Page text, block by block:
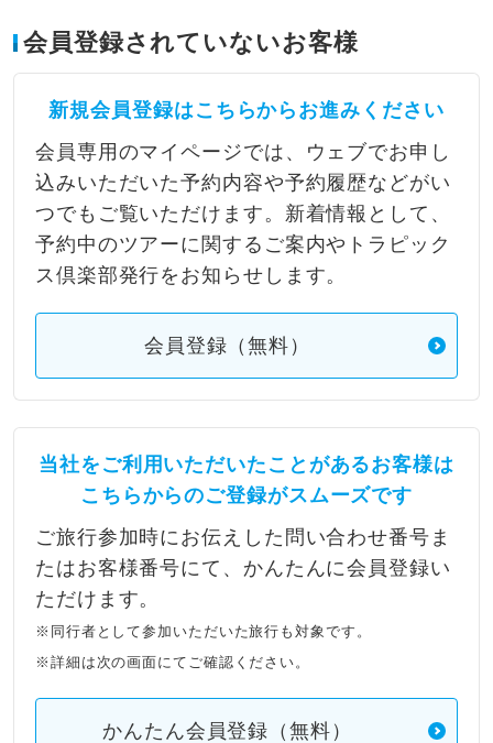
会員登録されていないお客様
新規会員登録はこちらからお進みください
会員専用のマイページでは、ウェブでお申し
込みいただいた予約内容や予約履歴などがい
つでもご覧いただけます。新着情報として、
予約中のツアーに関するご案内やトラピック
ス倶楽部発行をお知らせします。
会員登録（無料）
当社をご利用いただいたことがあるお客様は
こちらからのご登録がスムーズです
ご旅行参加時にお伝えした問い合わせ番号ま
たはお客様番号にて、かんたんに会員登録い
ただけます。
※同行者として参加いただいた旅行も対象です。
※詳細は次の画面にてご確認ください。
かんたん会員登録（無料）